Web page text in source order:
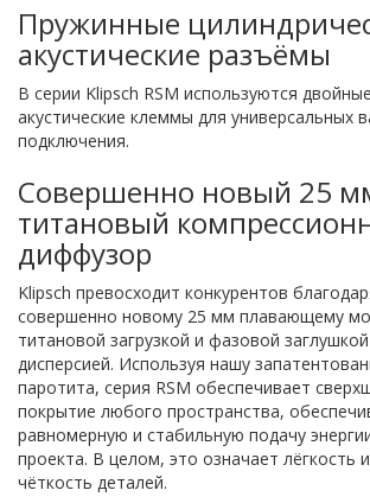
Пружинные
акустические разъёмы
В серии Klipsch RSM используются
акустические клеммы для универсальных
подключения.
Совершенно новый 25
титановый
диффузор
Klipsch превосходит конкурентов
совершенно новому 25 мм плавающему
титановой загрузкой и фазовой
дисперсией. Используя нашу
паротита, серия RSM обеспечивает
покрытие любого пространства,
равномерную и стабильную подачу
проекта. В целом, это означает лёгкость
чёткость деталей.